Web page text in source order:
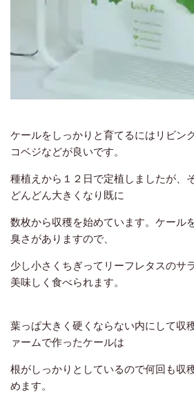
ケールをしっかりと育てるにはリビン
コベジなどが良いです。
種植えから１２日で定植しましたが、
どんどん大きくなり既に
数枚から収穫を始めています。ケール
臭さがありますので、
少し小さくちぎってリーフレタスのサ
美味しく食べられます。
葉っぱ大きく硬くならない内にして収
ァームで作ったケールは
根がしっかりとしているので何回も収
めます。